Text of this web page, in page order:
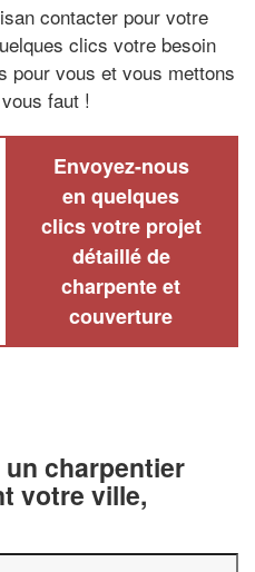
contacter pour votre
clics votre besoin
pour vous et vous mettons
faut !
Envoyez-nous
en quelques
clics votre projet
détaillé de
charpente et
couverture
charpentier
votre ville,